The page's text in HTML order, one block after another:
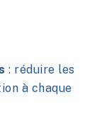
: réduire les
à chaque